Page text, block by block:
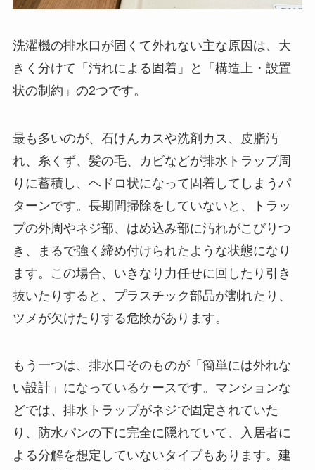
洗濯機の排水口が固くて外れない主な原因は、大
きく分けて「汚れによる固着」と「構造上・設置
状の制約」の2つです。
最も多いのが、石けんカスや洗剤カス、皮脂汚
れ、糸くず、髪の毛、カビなどが排水トラップ周
りに蓄積し、ヘドロ状になって固着してしまうパ
ターンです。長期間掃除をしていないと、トラッ
プの外周やネジ部、はめ込み部に汚れがこびりつ
き、まるで強く締め付けられたような状態になり
ます。この場合、いきなり力任せに回したり引き
抜いたりすると、プラスチック部品が割れたり、
ツメが欠けたりする危険があります。
もう一つは、排水口そのものが「簡単には外れな
い設計」になっているケースです。マンションな
どでは、排水トラップがネジで固定されていた
り、防水パンの下に完全に隠れていて、入居者に
よる分解を想定していないタイプもあります。建